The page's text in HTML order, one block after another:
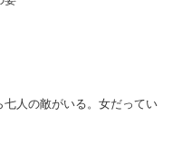
七人の敵がいる。女だってい